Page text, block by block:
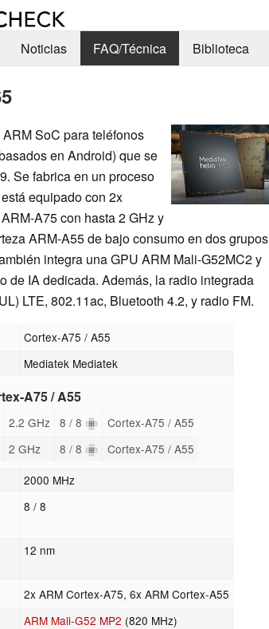
Noticias FAQ/Técnica Biblioteca
SoC para teléfonos
en Android) que se
Se fabrica en un proceso
equipado con 2x
A75 con hasta 2 GHz y
ARM-A55 de bajo consumo en dos grupos
integra una GPU ARM Mali-G52MC2 y
de IA dedicada. Además, la radio integrada
LTE, 802.11ac, Bluetooth 4.2, y radio FM.
Cortex-A75 / A55
Mediatek Mediatek
A75 / A55
2.2 GHz 8 / 8 Cortex-A75 / A55
2 GHz 8 / 8 Cortex-A75 / A55
2000 MHz
8 / 8
12 nm
2x ARM Cortex-A75, 6x ARM Cortex-A55
ARM Mali-G52 MP2 (820 MHz)